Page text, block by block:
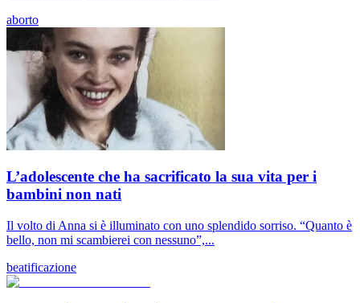
aborto
L’adolescente che ha sacrificato la sua vita per i
bambini non nati
Il volto di Anna si è illuminato con uno splendido sorriso. “Quanto è
bello, non mi scambierei con nessuno”,...
beatificazione